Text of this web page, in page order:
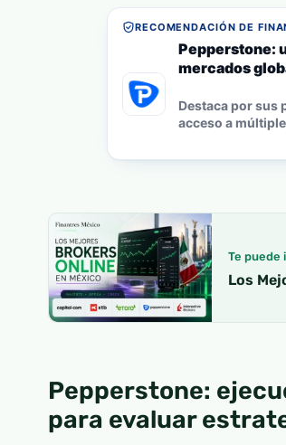
RECOMENDACIÓN DE
Pepperstone:
mercados
Destaca por sus
acceso a
Te puede
Los
Pepperstone:
para evaluar